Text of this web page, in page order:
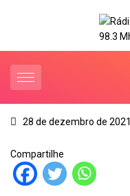
28 de dezembro de 2021
Compartilhe